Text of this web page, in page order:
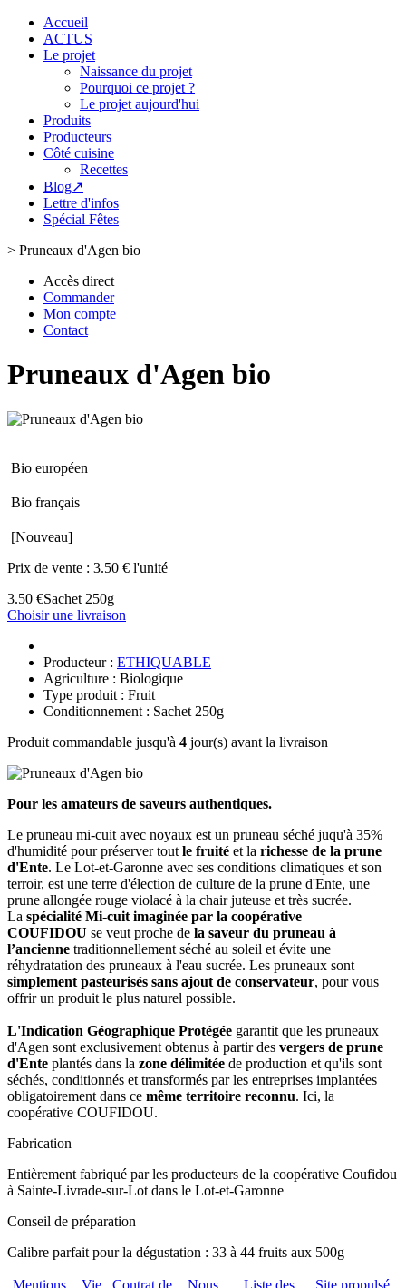
Accueil
ACTUS
Le projet
Naissance du projet
Pourquoi ce projet ?
Le projet aujourd'hui
Produits
Producteurs
Côté cuisine
Recettes
Blog↗
Lettre d'infos
Spécial Fêtes
> Pruneaux d'Agen bio
Accès direct
Commander
Mon compte
Contact
Pruneaux d'Agen bio
Bio européen
Bio français
[Nouveau]
Prix de vente : 3.50 € l'unité
3.50 €Sachet 250g
Choisir une livraison
Producteur : ETHIQUABLE
Agriculture : Biologique
Type produit : Fruit
Conditionnement : Sachet 250g
Produit commandable jusqu'à 4 jour(s) avant la livraison
Pour les amateurs de saveurs authentiques.
Le pruneau mi-cuit avec noyaux est un pruneau séché juqu'à 35%
d'humidité pour préserver tout le fruité et la richesse de la prune
d'Ente. Le Lot-et-Garonne avec ses conditions climatiques et son
terroir, est une terre d'élection de culture de la prune d'Ente, une
prune allongée rouge violacé à la chair juteuse et très sucrée.
La spécialité Mi-cuit imaginée par la coopérative
COUFIDOU se veut proche de la saveur du pruneau à
l’ancienne traditionnellement séché au soleil et évite une
réhydratation des pruneaux à l'eau sucrée. Les pruneaux sont
simplement pasteurisés sans ajout de conservateur, pour vous
offrir un produit le plus naturel possible.
L'Indication Géographique Protégée garantit que les pruneaux
d'Agen sont exclusivement obtenus à partir des vergers de prune
d'Ente plantés dans la zone délimitée de production et qu'ils sont
séchés, conditionnés et transformés par les entreprises implantées
obligatoirement dans ce même territoire reconnu. Ici, la
coopérative COUFIDOU.
Fabrication
Entièrement fabriqué par les producteurs de la coopérative Coufidou
à Sainte-Livrade-sur-Lot dans le Lot-et-Garonne
Conseil de préparation
Calibre parfait pour la dégustation : 33 à 44 fruits aux 500g
Mentions Vie Contrat de Nous Liste des Site propulsé